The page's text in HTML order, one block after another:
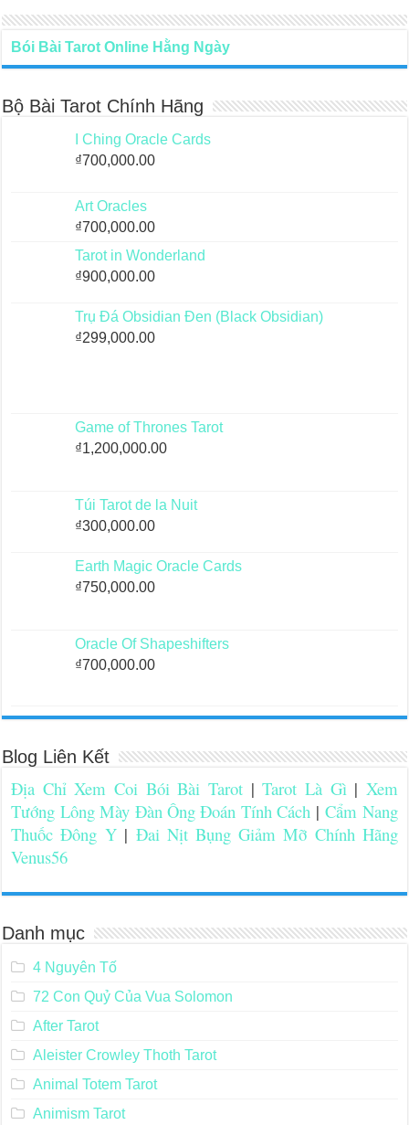
Bói Bài Tarot Online Hằng Ngày
Bộ Bài Tarot Chính Hãng
I Ching Oracle Cards
₫700,000.00
Art Oracles
₫700,000.00
Tarot in Wonderland
₫900,000.00
Trụ Đá Obsidian Đen (Black Obsidian)
₫299,000.00
Game of Thrones Tarot
₫1,200,000.00
Túi Tarot de la Nuit
₫300,000.00
Earth Magic Oracle Cards
₫750,000.00
Oracle Of Shapeshifters
₫700,000.00
Blog Liên Kết
Địa Chỉ Xem Coi Bói Bài Tarot |Tarot Là Gì| Xem
Tướng Lông Mày Đàn Ông Đoán Tính Cách |Cẩm Nang
Thuốc Đông Y| Đai Nịt Bụng Giảm Mỡ Chính Hãng
Venus56
Danh mục
4 Nguyên Tố
72 Con Quỷ Của Vua Solomon
After Tarot
Aleister Crowley Thoth Tarot
Animal Totem Tarot
Animism Tarot